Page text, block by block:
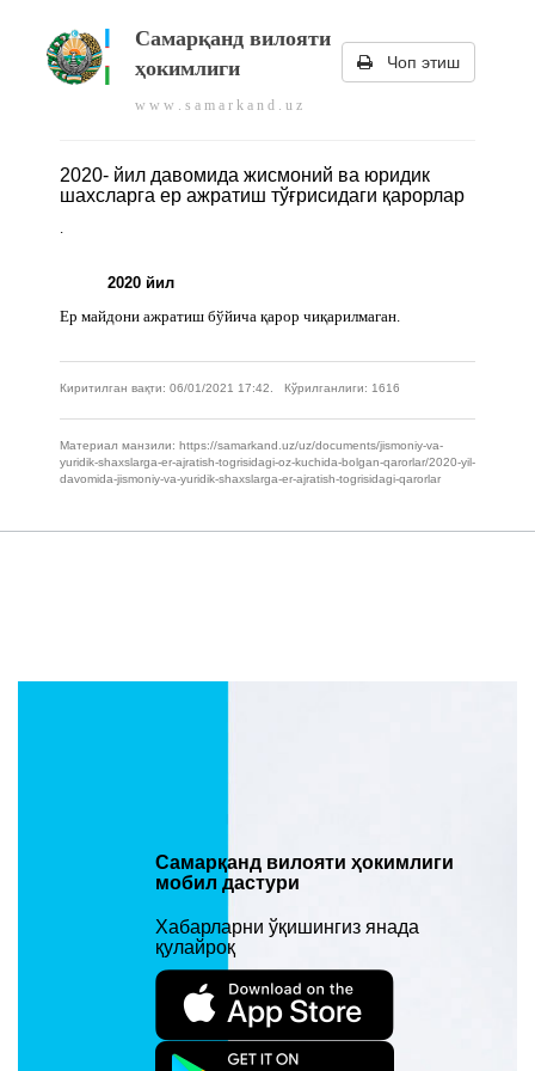
Самарқанд вилояти
ҳокимлиги
w w w . s a m a r k a n d . u z
Чоп этиш
2020- йил давомида жисмоний ва юридик
шахсларга ер ажратиш тўғрисидаги қарорлар
.
2020 йил
Ер майдони ажратиш бўйича қарор чиқарилмаган.
Киритилган вақти: 06/01/2021 17:42. Кўрилганлиги: 1616
Материал манзили: https://samarkand.uz/uz/documents/jismoniy-va-
yuridik-shaxslarga-er-ajratish-togrisidagi-oz-kuchida-bolgan-qarorlar/2020-yil-
davomida-jismoniy-va-yuridik-shaxslarga-er-ajratish-togrisidagi-qarorlar
Самарқанд вилояти ҳокимлиги
мобил дастури
Хабарларни ўқишингиз янада
қулайроқ